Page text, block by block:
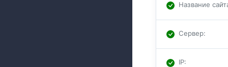
Название
Сервер:
IP: